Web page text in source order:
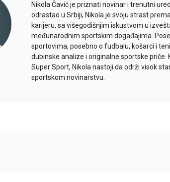
Nikola Čavić je priznati novinar i trenutni
odrastao u Srbiji, Nikola je svoju strast
karijeru, sa višegodišnjim iskustvom u
međunarodnim sportskim događajima.
sportovima, posebno o fudbalu, košarci i
dubinske analize i originalne sportske priče.
Super Sport, Nikola nastoji da održi visok
sportskom novinarstvu.